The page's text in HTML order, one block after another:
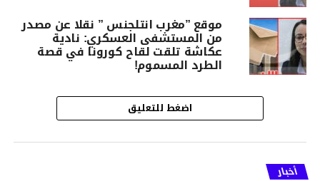
موقع ”مغرب انتلجنس ” نقلا عن مصدر
من المستشفى العسكري: نادية
عكاشة تلقت لقاح كورونا في قصة
الطرد المسموم!
اضغط للتعليق
أخبار